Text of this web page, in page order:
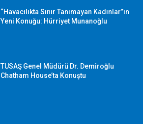
“Havacılıkta Sınır Tanımayan Kadınlar”ın
Yeni Konuğu: Hürriyet Munanoğlu
TUSAŞ Genel Müdürü Dr. Demiroğlu
Chatham House’ta Konuştu